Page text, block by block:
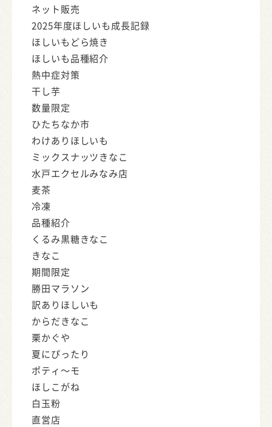
ネット販売
2025年度ほしいも成長記録
ほしいもどら焼き
ほしいも品種紹介
熱中症対策
干し芋
数量限定
ひたちなか市
わけありほしいも
ミックスナッツきなこ
水戸エクセルみなみ店
麦茶
冷凍
品種紹介
くるみ黒糖きなこ
きなこ
期間限定
勝田マラソン
訳ありほしいも
からだきなこ
栗かぐや
夏にぴったり
ポティ～モ
ほしこがね
白玉粉
直営店